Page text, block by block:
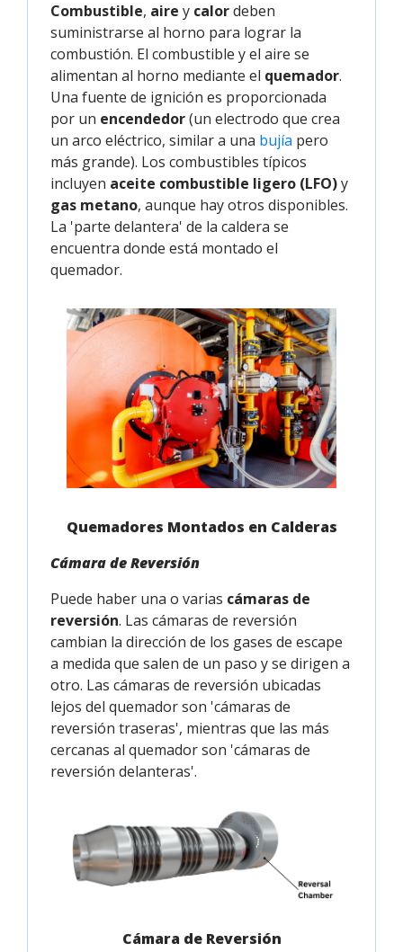
Combustible, aire y calordeben
suministrarse al horno para lograr la
combustión. El combustible y el aire se
alimentan al horno mediante el quemador.
Una fuente de ignición es proporcionada
por un encendedor(un electrodo que crea
un arco eléctrico, similar a una bujía pero
más grande). Los combustibles típicos
incluyen aceite combustible ligero (LFO)y
gas metano, aunque hay otros disponibles.
La 'parte delantera' de la caldera se
encuentra donde está montado el
quemador.
Quemadores Montados en Calderas
Cámara de Reversión
Puede haber una o varias cámaras de
reversión. Las cámaras de reversión
cambian la dirección de los gases de escape
a medida que salen de un paso y se dirigen a
otro. Las cámaras de reversión ubicadas
lejos del quemador son 'cámaras de
reversión traseras', mientras que las más
cercanas al quemador son 'cámaras de
reversión delanteras'.
Cámara de Reversión